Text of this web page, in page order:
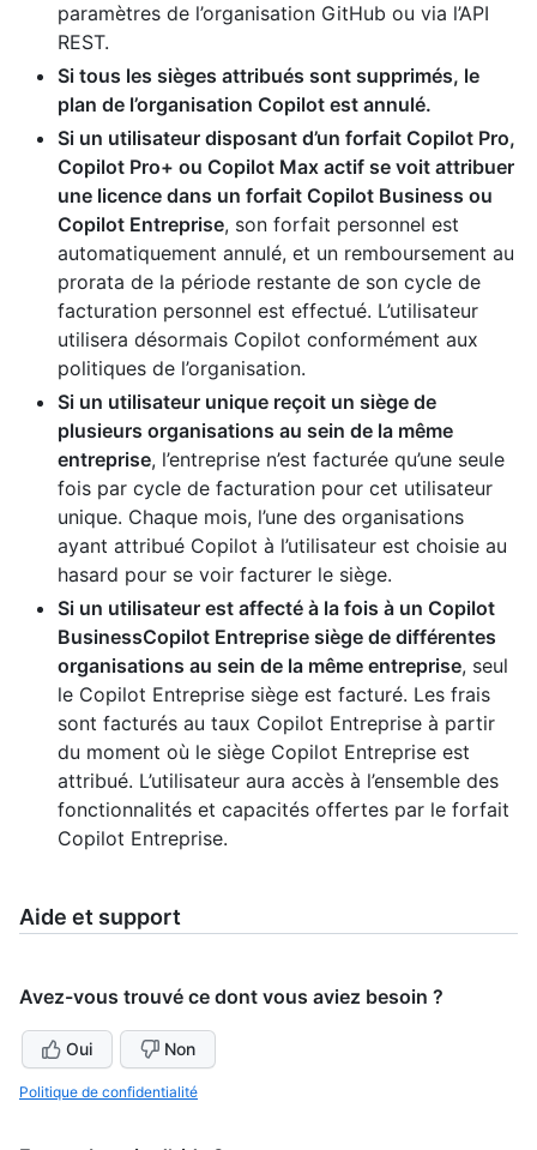
paramètres de l’organisation GitHub ou via l’API
REST.
Si tous les sièges attribués sont supprimés, le
plan de l’organisation Copilot est annulé.
Si un utilisateur disposant d’un forfait Copilot Pro,
Copilot Pro+ ou Copilot Max actif se voit attribuer
une licence dans un forfait Copilot Business ou
Copilot Entreprise, son forfait personnel est
automatiquement annulé, et un remboursement au
prorata de la période restante de son cycle de
facturation personnel est effectué. L’utilisateur
utilisera désormais Copilot conformément aux
politiques de l’organisation.
Si un utilisateur unique reçoit un siège de
plusieurs organisations au sein de la même
entreprise, l’entreprise n’est facturée qu’une seule
fois par cycle de facturation pour cet utilisateur
unique. Chaque mois, l’une des organisations
ayant attribué Copilot à l’utilisateur est choisie au
hasard pour se voir facturer le siège.
Si un utilisateur est affecté à la fois à un Copilot
BusinessCopilot Entreprise siège de différentes
organisations au sein de la même entreprise, seul
le Copilot Entreprise siège est facturé. Les frais
sont facturés au taux Copilot Entreprise à partir
du moment où le siège Copilot Entreprise est
attribué. L’utilisateur aura accès à l’ensemble des
fonctionnalités et capacités offertes par le forfait
Copilot Entreprise.
Aide et support
Avez-vous trouvé ce dont vous aviez besoin ?
Oui Non
Politique de confidentialité